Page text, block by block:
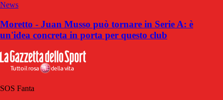
News
Moretto - Juan Musso può tornare in Serie A: è
un'idea concreta in porta per questo club
SOS Fanta